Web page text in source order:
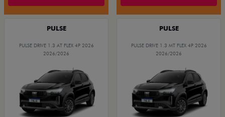
PULSE
PULSE DRIVE 1.3 AT FLEX 4P 2026
2026/2026
PULSE
PULSE DRIVE 1.3 MT FLEX 4P 2026
2026/2026